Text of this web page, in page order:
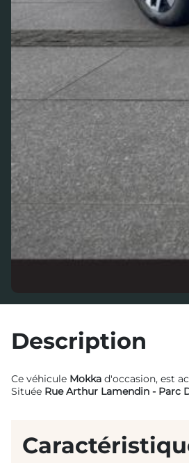
Description
Ce véhicule Mokka d'occasion, est
Située Rue Arthur Lamendin - Parc